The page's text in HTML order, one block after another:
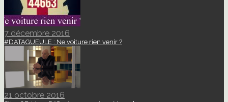
7 décembre 2016
#DATAGUEULE : Ne voiture rien venir ?
21 octobre 2016